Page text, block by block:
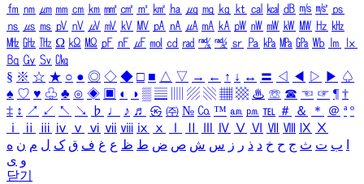
㎙ ㎚ ㎛ ㎜ ㎝ ㎞ ㎟ ㎠ ㎡ ㎢ ㏊ ㎍ ㎎ ㎏ ㏏ ㎈ ㎉ ㏈ ㎧ ㎨ ㎰
㎱ ㎲ ㎳ ㎴ ㎵ ㎶ ㎷ ㎸ ㎹ ㎀ ㎁ ㎂ ㎃ ㎄ ㎺ ㎻ ㎽ ㎾ ㎿ ㎐ ㎑
㎒ ㎓ ㎔ Ω ㏀ ㏁ ㎊ ㎋ ㎌ ㏖ ㏅ ㎭ ㎮ ㎯ ㏛ ㎩ ㎪ ㎫ ㎬ ㏝ ㏐
㏓
㏃ ㏉ ㏜ ㏆
§ ※ ☆ ★ ○ ● ◎ ◇ ◆ □ ■ △ ▽ → ← ↑ ↓ ↔ 〓 ◁ ◀ ▷ ▶ ♤
♠ ♡ ♥ ♧ ♣ ⊙ ◈ ▣ ◐ ◑ ▒ ▤ ▨ ▧ ▦ ▩ ♨ ☏ ☎ ☜ ☞ ¶ †
‡ ↕ ↗ ↙ ↖ ↘ ♭ ♩ ♪ ♬ ㉿ ㈜ № ㏇ ™ ㏂ ㏘ ℡ ＃ ＆ ＊ ＠ ª º
ⅰ
ⅱ ⅲ ⅳ ⅴ ⅵ ⅶ ⅷ ⅸ ⅹ Ⅳ Ⅴ Ⅵ Ⅶ Ⅷ Ⅸ Ⅹ
ب ت ث ج ح خ د ذ ر ز س ش ص ض ط ظ ع غ ف ق ک ل م ن ه
و ی
닫기